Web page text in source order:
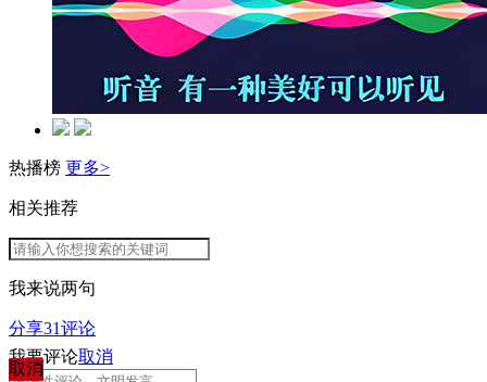
热播榜 更多>
相关推荐
我来说两句
分享31评论
取消
我要评论取消